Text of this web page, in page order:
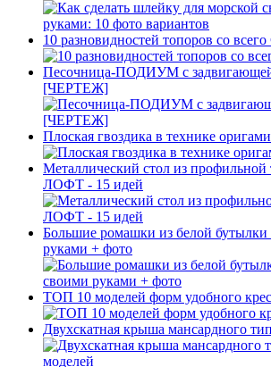
10 разновидностей топоров со
Песочница-ПОДИУМ с
[ЧЕРТЕЖ]
Плоская гвоздика в технике
Металлический стол из профильной
ЛОФТ - 15 идей
Большие ромашки из белой
руками + фото
ТОП 10 моделей форм удобного
Двухскатная крыша мансардного